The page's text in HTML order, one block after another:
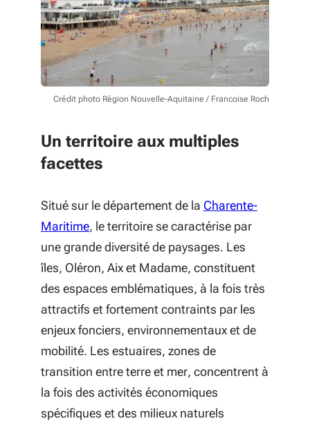
Crédit photo Région Nouvelle-Aquitaine / Francoise Roch
Un territoire aux multiples
facettes
Situé sur le département de la Charente-
Maritime, le territoire se caractérise par
une grande diversité de paysages. Les
îles, Oléron, Aix et Madame, constituent
des espaces emblématiques, à la fois très
attractifs et fortement contraints par les
enjeux fonciers, environnementaux et de
mobilité. Les estuaires, zones de
transition entre terre et mer, concentrent à
la fois des activités économiques
spécifiques et des milieux naturels